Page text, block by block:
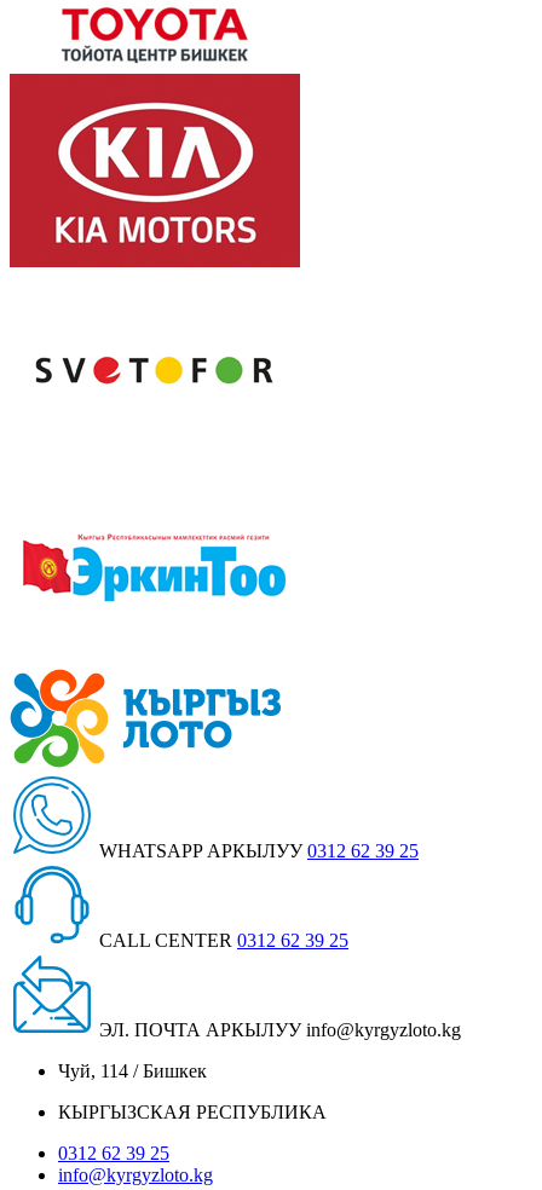
WHATSAPP АРКЫЛУУ 0312 62 39 25
CALL CENTER 0312 62 39 25
ЭЛ. ПОЧТА АРКЫЛУУ info@kyrgyzloto.kg
Чуй, 114 / Бишкек
КЫРГЫЗСКАЯ РЕСПУБЛИКА
0312 62 39 25
info@kyrgyzloto.kg